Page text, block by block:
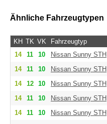
Ähnliche Fahrzeugtypen
KH TK VK Fahrzeugtyp
14
11 10 Nissan Sunny STH
14
11 10 Nissan Sunny STH
14
12 10 Nissan Sunny STH
14
11 10 Nissan Sunny STH
14
11 10 Nissan Sunny STH